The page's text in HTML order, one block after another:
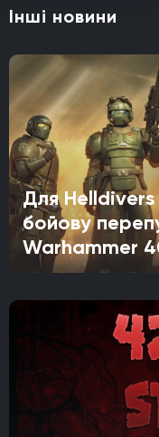
Інші новини
Для
бойову
Warhammer